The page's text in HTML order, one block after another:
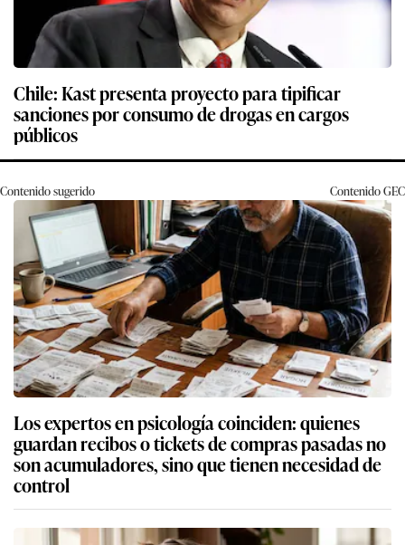
Chile: Kast presenta proyecto para tipificar
sanciones por consumo de drogas en cargos
públicos
Contenido sugerido ContenidoGEC
Los expertos en psicología coinciden: quienes
guardan recibos o tickets de compras pasadas no
son acumuladores, sino que tienen necesidad de
control